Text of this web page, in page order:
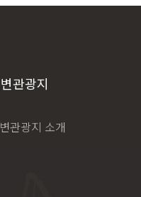
관광지
관광지 소개